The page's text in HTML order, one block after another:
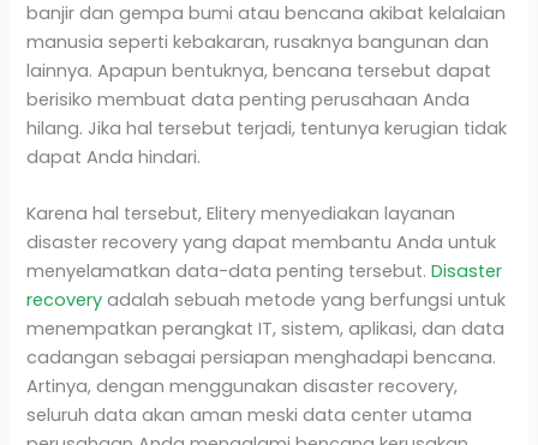
banjir dan gempa bumi atau bencana akibat kelalaian
manusia seperti kebakaran, rusaknya bangunan dan
lainnya. Apapun bentuknya, bencana tersebut dapat
berisiko membuat data penting perusahaan Anda
hilang. Jika hal tersebut terjadi, tentunya kerugian tidak
dapat Anda hindari.
Karena hal tersebut, Elitery menyediakan layanan
disaster recovery yang dapat membantu Anda untuk
menyelamatkan data-data penting tersebut.Disaster
recovery adalah sebuah metode yang berfungsi untuk
menempatkan perangkat IT, sistem, aplikasi, dan data
cadangan sebagai persiapan menghadapi bencana.
Artinya, dengan menggunakan disaster recovery,
seluruh data akan aman meski data center utama